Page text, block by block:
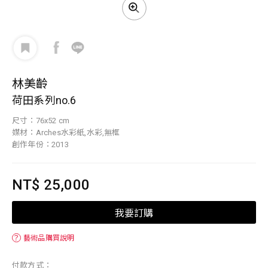
林美齡
荷田系列no.6
尺寸：76x52 cm
媒材：Arches水彩紙,水彩,無框
創作年份：2013
NT$ 25,000
我要訂購
？ 藝術品購買說明
付款方式：